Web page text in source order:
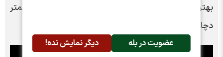
عضویت در بله دیگر نمایش نده!
بهتر بود دامنه نوسان تغییر نمی‌کرد تا سهامداران ما کمتر
دچار هیجانات بازار شوند.